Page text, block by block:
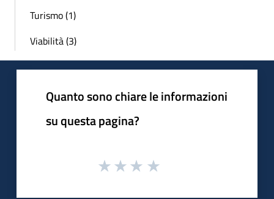
Turismo (1)
Viabilità (3)
Quanto sono chiare le informazioni
su questa pagina?